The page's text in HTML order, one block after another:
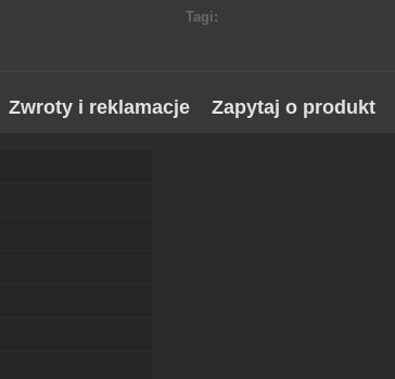
Tagi:
Zwroty i reklamacje Zapytaj o produkt